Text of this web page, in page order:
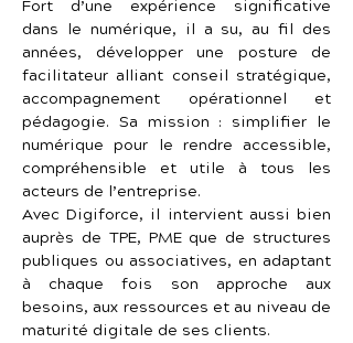
Fort d’une expérience significative
dans le numérique, il a su, au fil des
années, développer une posture de
facilitateur alliant conseil stratégique,
accompagnement opérationnel et
pédagogie. Sa mission : simplifier le
numérique pour le rendre accessible,
compréhensible et utile à tous les
acteurs de l’entreprise.
Avec Digiforce, il intervient aussi bien
auprès de TPE, PME que de structures
publiques ou associatives, en adaptant
à chaque fois son approche aux
besoins, aux ressources et au niveau de
maturité digitale de ses clients.